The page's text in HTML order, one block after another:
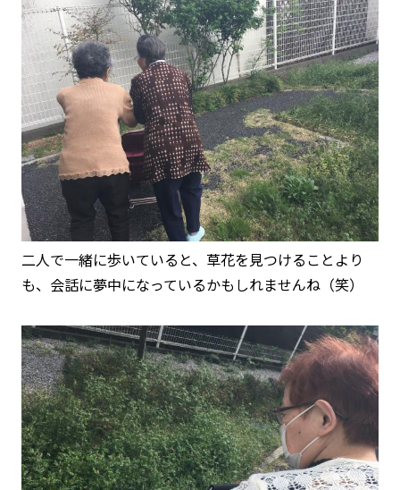
二人で一緒に歩いていると、草花を見つけることより
も、会話に夢中になっているかもしれませんね（笑）